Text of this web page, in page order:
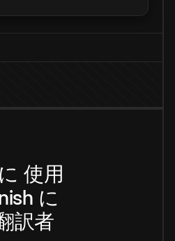
に 使用
に
訳者